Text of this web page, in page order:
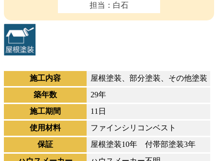
担当：白石
施工内容
屋根塗装、部分塗装、その他塗装
築年数
29年
施工期間
11日
使用材料
ファインシリコンベスト
保証
屋根塗装10年 付帯部塗装3年